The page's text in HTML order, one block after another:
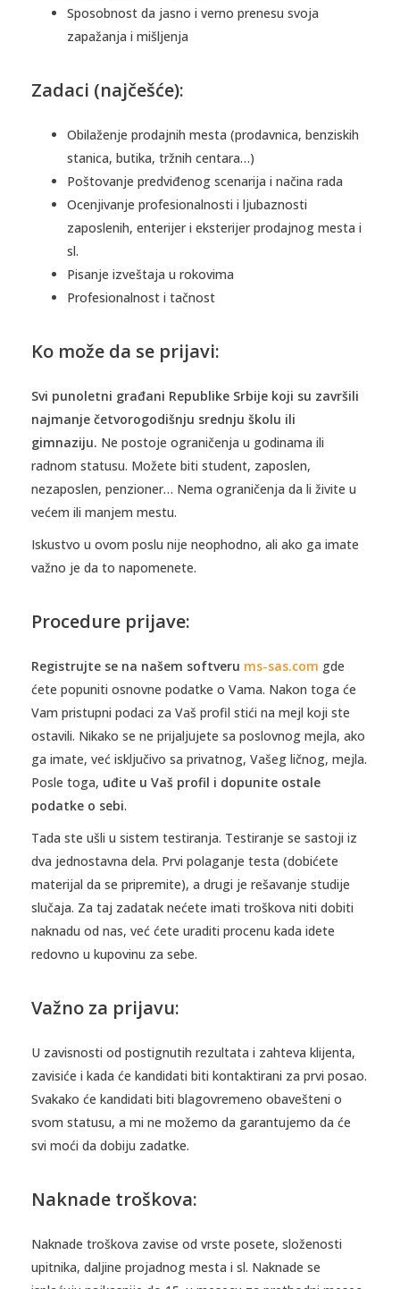
Sposobnost da jasno i verno prenesu svoja
zapažanja i mišljenja
Zadaci (najčešće):
Obilaženje prodajnih mesta (prodavnica, benziskih
stanica, butika, tržnih centara…)
Poštovanje predviđenog scenarija i načina rada
Ocenjivanje profesionalnosti i ljubaznosti
zaposlenih, enterijer i eksterijer prodajnog mesta i
sl.
Pisanje izveštaja u rokovima
Profesionalnost i tačnost
Ko može da se prijavi:
Svi punoletni građani Republike Srbije koji su završili
najmanje četvorogodišnju srednju školu ili
gimnaziju. Ne postoje ograničenja u godinama ili
radnom statusu. Možete biti student, zaposlen,
nezaposlen, penzioner… Nema ograničenja da li živite u
većem ili manjem mestu.
Iskustvo u ovom poslu nije neophodno, ali ako ga imate
važno je da to napomenete.
Procedure prijave:
Registrujte se na našem softveru ms-sas.com gde
ćete popuniti osnovne podatke o Vama. Nakon toga će
Vam pristupni podaci za Vaš profil stići na mejl koji ste
ostavili. Nikako se ne prijaljujete sa poslovnog mejla, ako
ga imate, već isključivo sa privatnog, Vašeg ličnog, mejla.
Posle toga, uđite u Vaš profil i dopunite ostale
podatke o sebi.
Tada ste ušli u sistem testiranja. Testiranje se sastoji iz
dva jednostavna dela. Prvi polaganje testa (dobićete
materijal da se pripremite), a drugi je rešavanje studije
slučaja. Za taj zadatak nećete imati troškova niti dobiti
naknadu od nas, već ćete uraditi procenu kada idete
redovno u kupovinu za sebe.
Važno za prijavu:
U zavisnosti od postignutih rezultata i zahteva klijenta,
zavisiće i kada će kandidati biti kontaktirani za prvi posao.
Svakako će kandidati biti blagovremeno obavešteni o
svom statusu, a mi ne možemo da garantujemo da će
svi moći da dobiju zadatke.
Naknade troškova:
Naknade troškova zavise od vrste posete, složenosti
upitnika, daljine projadnog mesta i sl. Naknade se